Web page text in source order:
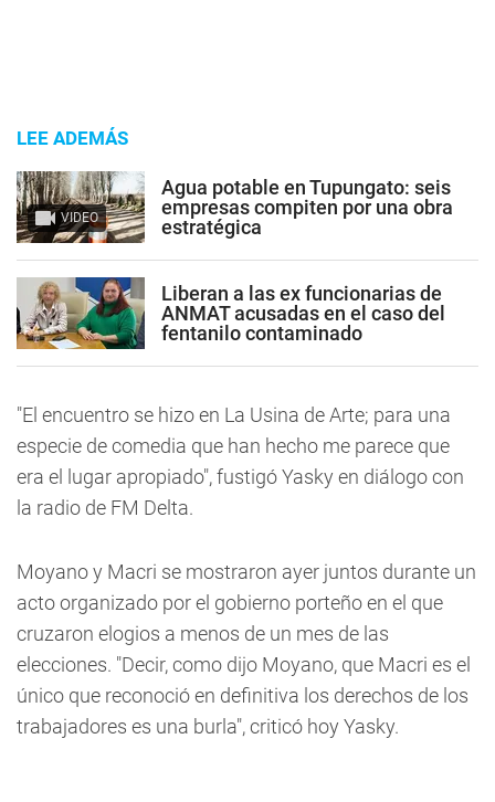
LEE ADEMÁS
VIDEO
Agua potable en Tupungato: seis
empresas compiten por una obra
estratégica
Liberan a las ex funcionarias de
ANMAT acusadas en el caso del
fentanilo contaminado
"El encuentro se hizo en La Usina de Arte; para una
especie de comedia que han hecho me parece que
era el lugar apropiado", fustigó Yasky en diálogo con
la radio de FM Delta.
Moyano y Macri se mostraron ayer juntos durante un
acto organizado por el gobierno porteño en el que
cruzaron elogios a menos de un mes de las
elecciones. "Decir, como dijo Moyano, que Macri es el
único que reconoció en definitiva los derechos de los
trabajadores es una burla", criticó hoy Yasky.